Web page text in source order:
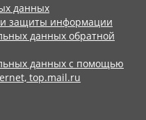
данных
и защиты информации
данных обратной
данных с помощью
top.mail.ru